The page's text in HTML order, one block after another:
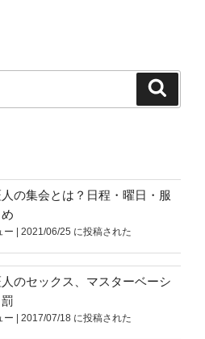
の集会とは？日程・曜日・服
ー 2021/06/25 に投稿された
のセックス、マスターベーシ
ー 2017/07/18 に投稿された